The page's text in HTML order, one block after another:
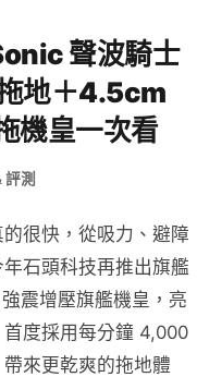
聲波騎士
地＋4.5cm
機皇一次看
評測
很快，從吸力、避障
石頭科技再推出旗艦
震增壓旗艦機皇，亮
度採用每分鐘 4,000
來更乾爽的拖地體